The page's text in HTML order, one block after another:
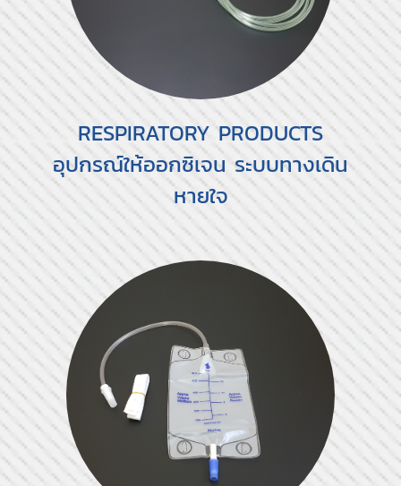
RESPIRATORY PRODUCTS
อุปกรณ์ให้ออกซิเจน ระบบทางเดิน
หายใจ